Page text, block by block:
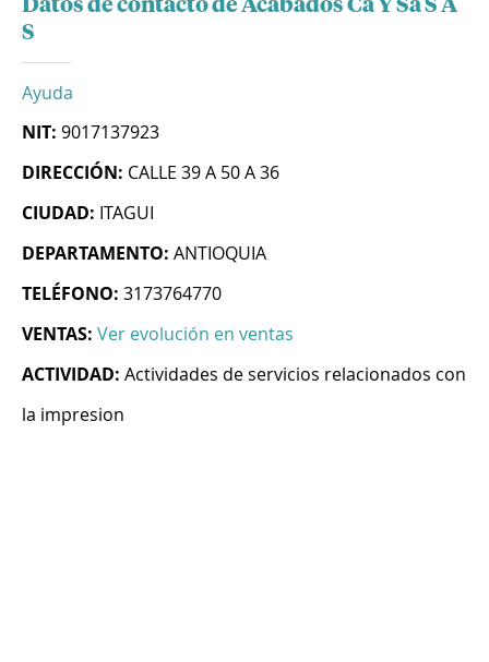
Datos de contacto de Acabados Ca Y Sa S A
S
Ayuda
NIT: 9017137923
DIRECCIÓN: CALLE 39 A 50 A 36
CIUDAD: ITAGUI
DEPARTAMENTO: ANTIOQUIA
TELÉFONO: 3173764770
VENTAS: Ver evolución en ventas
ACTIVIDAD: Actividades de servicios relacionados con
la impresion